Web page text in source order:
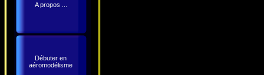
A propos ...
Débuter en
aéromodélisme